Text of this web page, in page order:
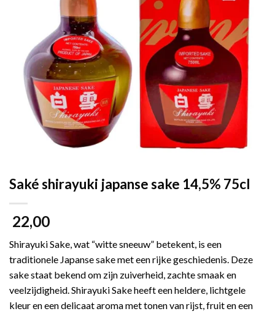
Saké shirayuki japanse sake 14,5% 75cl
22,00
Shirayuki Sake, wat “witte sneeuw” betekent, is een
traditionele Japanse sake met een rijke geschiedenis. Deze
sake staat bekend om zijn zuiverheid, zachte smaak en
veelzijdigheid. Shirayuki Sake heeft een heldere, lichtgele
kleur en een delicaat aroma met tonen van rijst, fruit en een